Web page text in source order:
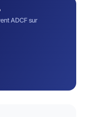
ADCF sur